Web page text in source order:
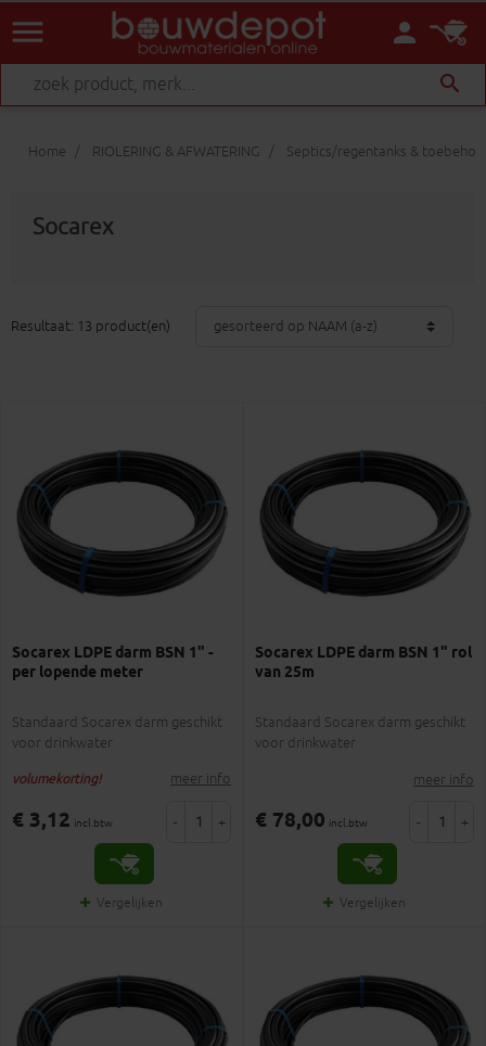
person
menu
search
Home RIOLERING & AFWATERING Septics/regentanks &
Socarex
Resultaat: 13 product(en)
Socarex LDPE darm BSN 1" -
per lopende meter
Standaard Socarex darm geschikt
voor drinkwater
volumekorting! meer info
€ 3,12 incl.btw - +
Vergelijken
Socarex LDPE darm BSN 1" rol
van 25m
Standaard Socarex darm geschikt
voor drinkwater
meer info
€ 78,00 incl.btw - +
Vergelijken